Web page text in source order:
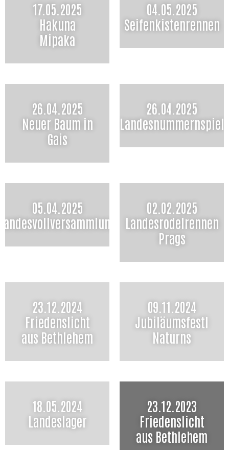
17.05.2025
Hakuna
Mipaka
04.05.2025
Seifenkistenrennen
26.04.2025
Neuer Baum in
Gais
26.04.2025
Landesnummernspiel
05.04.2025
02.02.2025
Landesrodelrennen
Prags
23.12.2024
Friedenslicht
aus Bethlehem
09.11.2024
Jubiläumsfestl
Naturns
18.05.2024
Landeslager
23.12.2023
Friedenslicht
aus Bethlehem